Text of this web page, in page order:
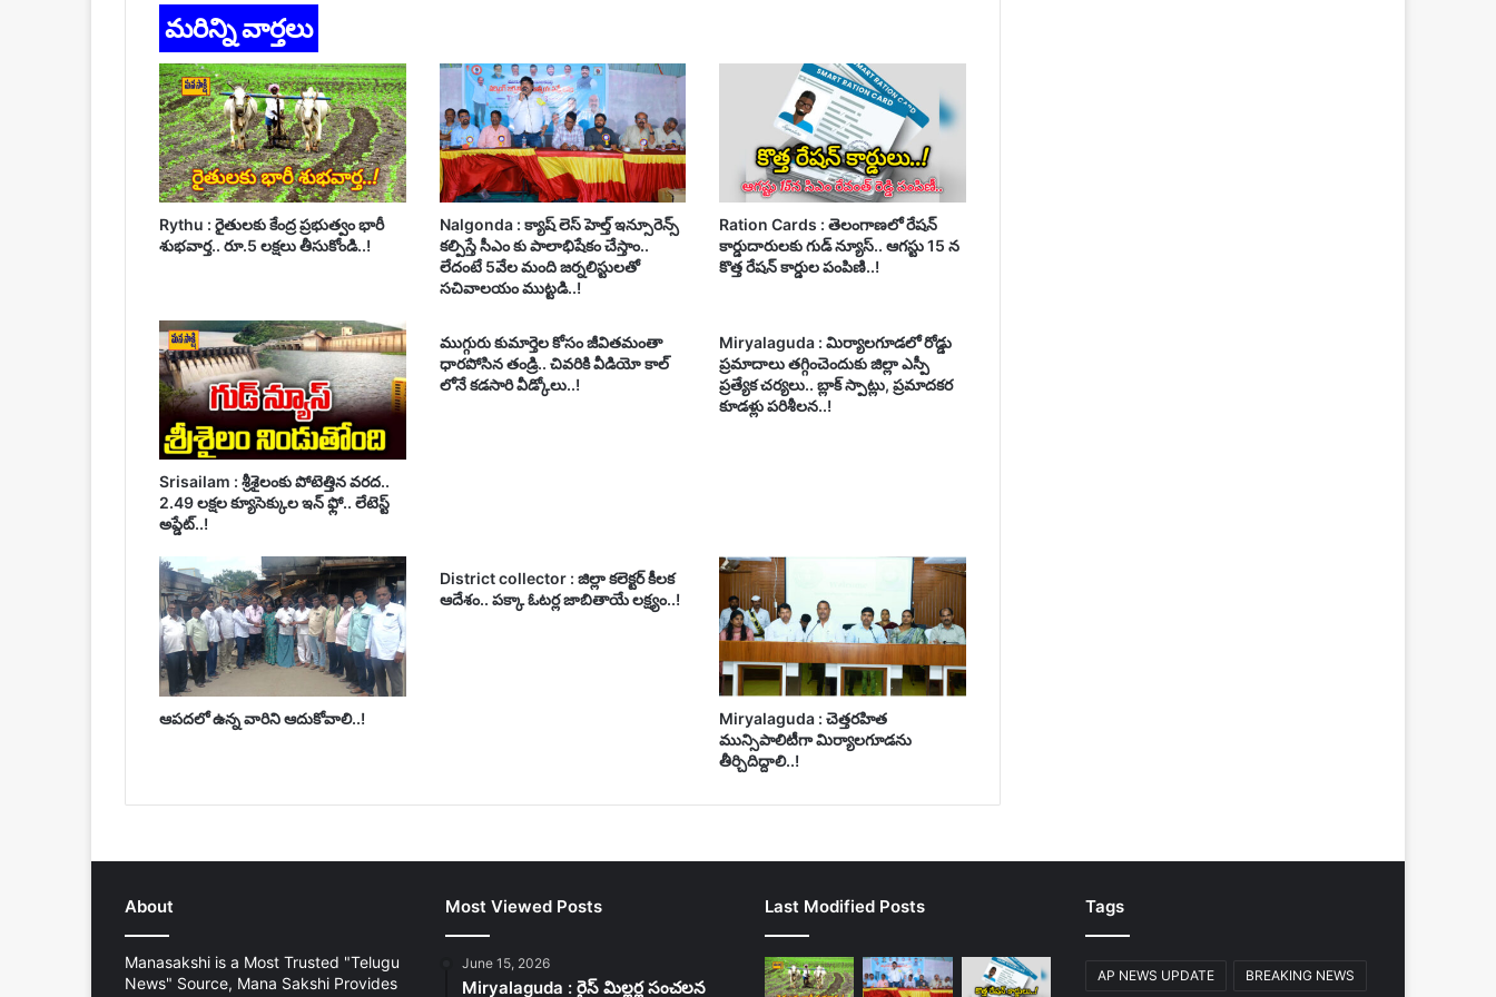
మరిన్ని వార్తలు
Rythu : రైతులకు కేంద్ర ప్రభుత్వం భారీ
శుభవార్త.. రూ.5 లక్షలు తీసుకోండి..!
Nalgonda : క్యాష్ లెస్ హెల్త్ ఇన్సూరెన్స్
కల్పిస్తే సీఎం కు పాలాభిషేకం చేస్తాం..
లేదంటే 5వేల మంది జర్నలిస్టులతో
సచివాలయం ముట్టడి..!
Ration Cards : తెలంగాణలో రేషన్
కార్డుదారులకు గుడ్ న్యూస్.. ఆగస్టు 15 న
కొత్త రేషన్ కార్డుల పంపిణి..!
Srisailam : శ్రీశైలంకు పోటెత్తిన వరద..
2.49 లక్షల క్యూసెక్కుల ఇన్ ఫ్లో.. లేటెస్ట్
అప్డేట్..!
ముగ్గురు కుమార్తెల కోసం జీవితమంతా
ధారపోసిన తండ్రి.. చివరికి వీడియో కాల్
లోనే కడసారి వీడ్కోలు..!
Miryalaguda : మిర్యాలగూడలో రోడ్డు
ప్రమాదాలు తగ్గించెందుకు జిల్లా ఎస్పీ
ప్రత్యేక చర్యలు.. బ్లాక్ స్పాట్లు, ప్రమాదకర
కూడళ్లు పరిశీలన..!
ఆపదలో ఉన్న వారిని ఆదుకోవాలి..!
District collector : జిల్లా కలెక్టర్ కీలక
ఆదేశం.. పక్కా ఓటర్ల జాబితాయే లక్ష్యం..!
Miryalaguda : చెత్తరహిత
మున్సిపాలిటీగా మిర్యాలగూడను
తీర్చిదిద్దాలి..!
About
Manasakshi is a Most Trusted "Telugu
News" Source, Mana Sakshi Provides
Most Viewed Posts
June 15, 2026
Miryalaguda : రైస్ మిల్లర్ల సంచలన
Last Modified Posts Tags
AP NEWS UPDATE BREAKING NEWS